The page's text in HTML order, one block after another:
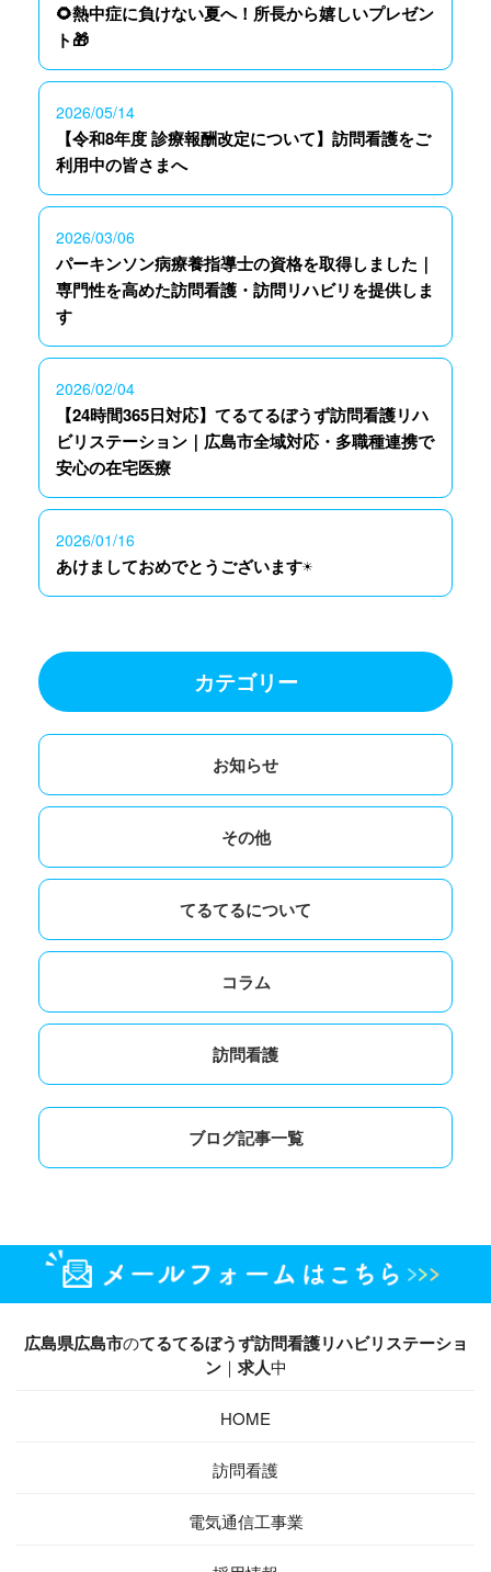
🌻熱中症に負けない夏へ！所長から嬉しいプレゼン
ト🎁
2026/05/14
【令和8年度 診療報酬改定について】訪問看護をご
利用中の皆さまへ
2026/03/06
パーキンソン病療養指導士の資格を取得しました｜
専門性を高めた訪問看護・訪問リハビリを提供しま
す
2026/02/04
【24時間365日対応】てるてるぼうず訪問看護リハ
ビリステーション｜広島市全域対応・多職種連携で
安心の在宅医療
2026/01/16
あけましておめでとうございます☀️
カテゴリー
お知らせ
その他
てるてるについて
コラム
訪問看護
ブログ記事一覧
広島県広島市のてるてるぼうず訪問看護リハビリステーショ
ン｜ 求人中
HOME
訪問看護
電気通信工事業